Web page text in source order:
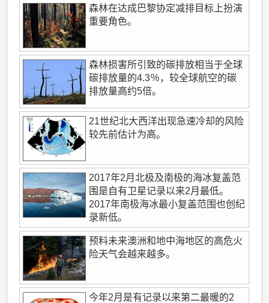
森林在达成巴黎协定减排目标上扮演
重要角色。
森林损害所引致的碳排放相当于全球
碳排放量的4.3％，较全球航空的碳
排放量高约5倍。
21世纪北大西洋出现急速冷却的风险
较先前估计为高。
2017年2月北极及南极的海冰复盖范
围是自有卫星记录以来2月最低。
2017年南极海冰最小复盖范围也创纪
录新低。
预料未来澳洲和地中海地区的高危火
险天气会越来越多。
今年2月是有记录以来第二最暖的2